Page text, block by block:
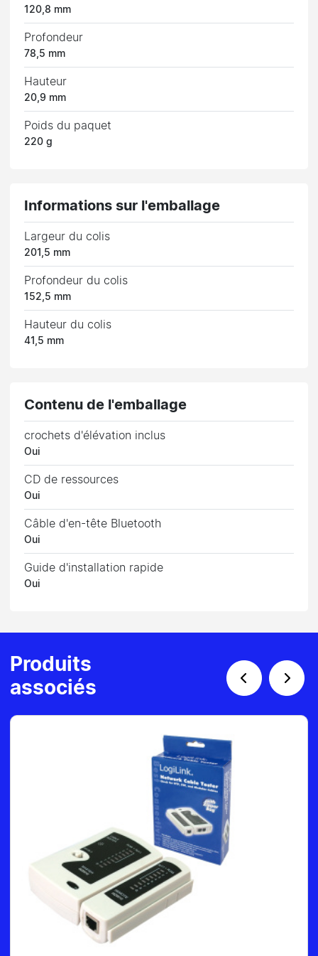
120,8 mm
Profondeur
78,5 mm
Hauteur
20,9 mm
Poids du paquet
220 g
Informations sur l'emballage
Largeur du colis
201,5 mm
Profondeur du colis
152,5 mm
Hauteur du colis
41,5 mm
Contenu de l'emballage
crochets d'élévation inclus
Oui
CD de ressources
Oui
Câble d'en-tête Bluetooth
Oui
Guide d'installation rapide
Oui
Produits
associés